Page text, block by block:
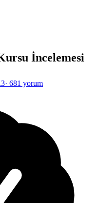
İncelemesi
· 681 yorum